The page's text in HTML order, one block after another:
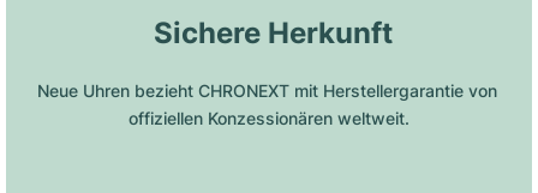
Sichere Herkunft
Neue Uhren bezieht CHRONEXT mit Herstellergarantie von
offiziellen Konzessionären weltweit.